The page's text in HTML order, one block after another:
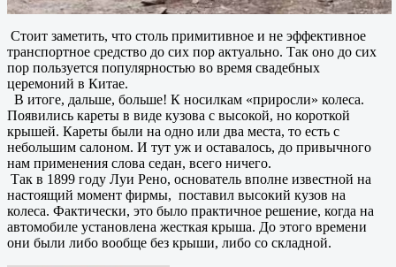
Стоит заметить, что столь примитивное и не эффективное
транспортное средство до сих пор актуально. Так оно до сих
пор пользуется популярностью во время свадебных
церемоний в Китае.
В итоге, дальше, больше! К носилкам «приросли» колеса.
Появились кареты в виде кузова с высокой, но короткой
крышей. Кареты были на одно или два места, то есть с
небольшим салоном. И тут уж и оставалось, до привычного
нам применения слова седан, всего ничего.
Так в 1899 году Луи Рено, основатель вполне известной на
настоящий момент фирмы, поставил высокий кузов на
колеса. Фактически, это было практичное решение, когда на
автомобиле установлена жесткая крыша. До этого времени
они были либо вообще без крыши, либо со складной.